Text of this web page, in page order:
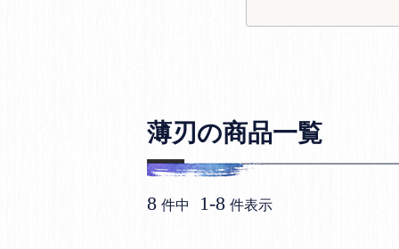
薄刃の商品一覧
8 件中 1-8 件表示